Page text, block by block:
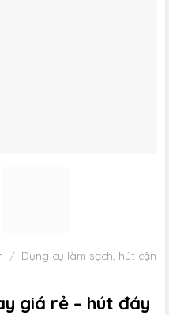
/ Dụng cụ làm sạch, hút cặn
giá rẻ – hút đáy